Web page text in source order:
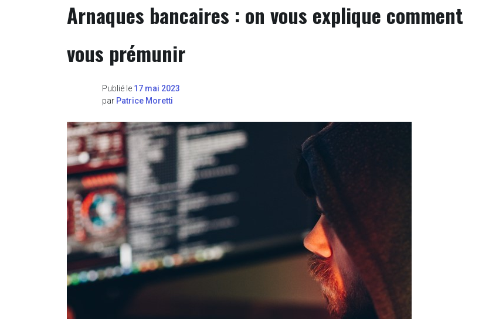
Arnaques bancaires : on vous explique comment
vous prémunir
Publié le 17 mai 2023
par Patrice Moretti